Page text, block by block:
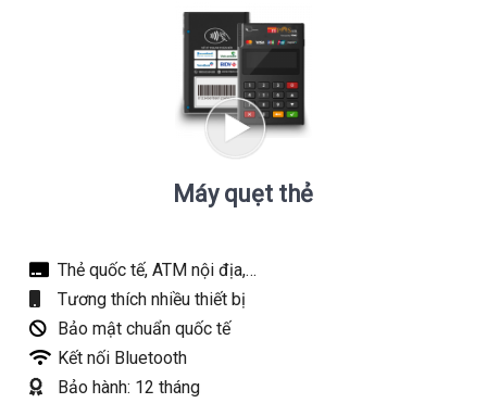
Máy quẹt thẻ
Thẻ quốc tế, ATM nội địa,…
Tương thích nhiều thiết bị
Bảo mật chuẩn quốc tế
Kết nối Bluetooth
Bảo hành: 12 tháng